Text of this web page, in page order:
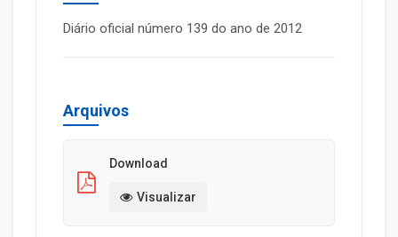
Diário oficial número 139 do ano de 2012
Arquivos
Download
Visualizar